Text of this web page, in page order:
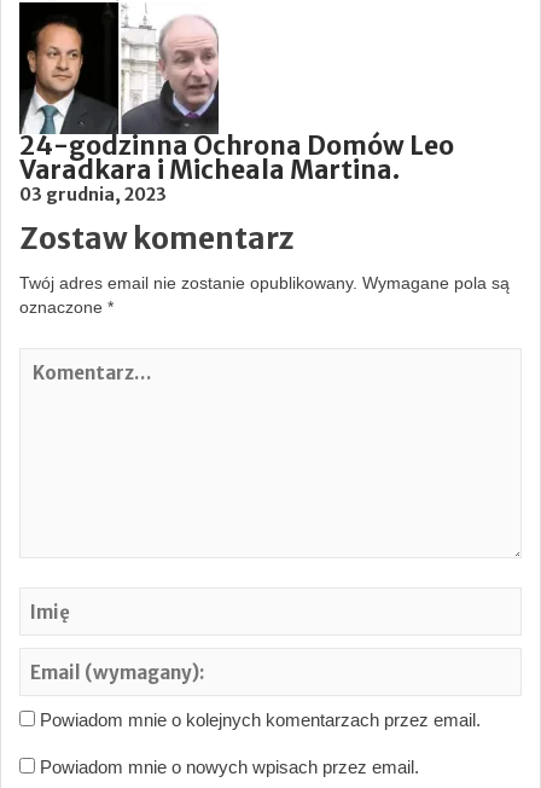
24-godzinna Ochrona Domów Leo
Varadkara i Micheala Martina.
03 grudnia, 2023
Zostaw komentarz
Twój adres email nie zostanie opublikowany. Wymagane pola są
oznaczone *
K
…
Powiadom mnie o kolejnych komentarzach przez email.
Powiadom mnie o nowych wpisach przez email.